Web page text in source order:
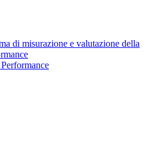
di misurazione e valutazione della